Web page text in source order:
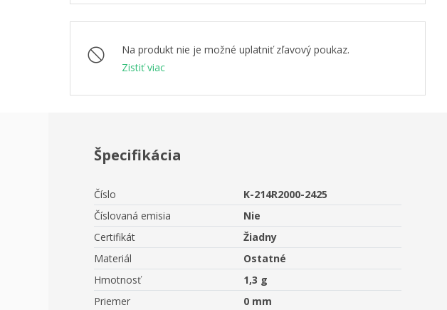
Na produkt nie je možné uplatniť zľavový poukaz.
Zistiť viac
Špecifikácia
Číslo
K-214R2000-2425
Číslovaná emisia
Nie
Certifikát
Žiadny
Materiál
Ostatné
Hmotnosť
1,3 g
Priemer
0 mm